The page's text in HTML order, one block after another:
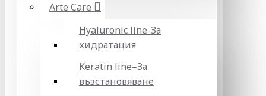
Arte Care
Hyaluronic line-За
хидратация
Keratin line–За
възстановяване